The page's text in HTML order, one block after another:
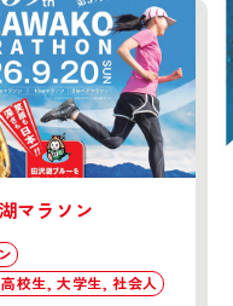
マラソン
校生, 大学生, 社会人